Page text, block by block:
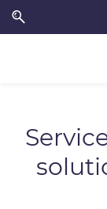
Skip
to
Skip
to